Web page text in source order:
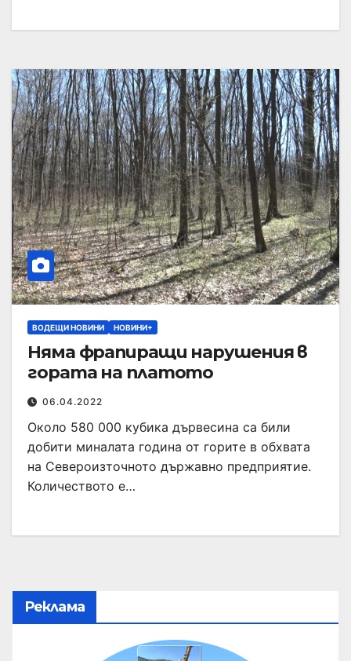
ВОДЕЩИ НОВИНИ НОВИНИ+
Няма фрапиращи нарушения в
гората на платото
06.04.2022
Около 580 000 кубика дървесина са били
добити миналата година от горите в обхвата
на Североизточното държавно предприятие.
Количеството е…
Реклама